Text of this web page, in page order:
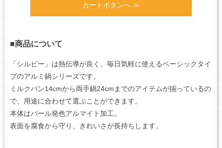
カートボタンへ ≫
■商品について
「シルビー」は熱伝導が良く、毎日気軽に使えるベーシックタイ
プのアルミ鍋シリーズです。
ミルクパン14cmから両手鍋24cmまでのアイテムが揃っているの
で、用途に合わせて選ぶことができます。
本体はパール発色アルマイト加工。
表面を腐食から守り、きれいさが長持ちします。